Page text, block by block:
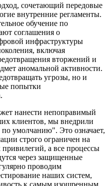
сочетающий передовые
внутренние регламенты.
обучение по
соглашения о
инфраструктуры
включая
вторжений и
аномальной активности.
угрозы, но и
попытки
нанести непоправимый
клиентов, мы внедрили
умолчанию". Это означает,
строго ограничен на
а все процессы
через защищенные
проводим
наших систем,
к самым изощренным